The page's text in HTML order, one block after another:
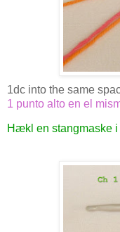
1dc into the same
1 punto alto en el
Hækl en stangmaske